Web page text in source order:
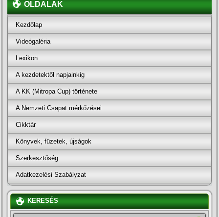
OLDALAK
Kezdőlap
Videógaléria
Lexikon
A kezdetektől napjainkig
A KK (Mitropa Cup) története
A Nemzeti Csapat mérkőzései
Cikktár
Könyvek, füzetek, újságok
Szerkesztőség
Adatkezelési Szabályzat
KERESÉS